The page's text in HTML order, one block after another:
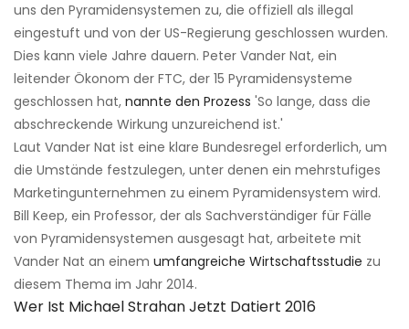
uns den Pyramidensystemen zu, die offiziell als illegal
eingestuft und von der US-Regierung geschlossen wurden.
Dies kann viele Jahre dauern. Peter Vander Nat, ein
leitender Ökonom der FTC, der 15 Pyramidensysteme
geschlossen hat, nannte den Prozess 'So lange, dass die
abschreckende Wirkung unzureichend ist.'
Laut Vander Nat ist eine klare Bundesregel erforderlich, um
die Umstände festzulegen, unter denen ein mehrstufiges
Marketingunternehmen zu einem Pyramidensystem wird.
Bill Keep, ein Professor, der als Sachverständiger für Fälle
von Pyramidensystemen ausgesagt hat, arbeitete mit
Vander Nat an einem umfangreiche Wirtschaftsstudie zu
diesem Thema im Jahr 2014.
Wer Ist Michael Strahan Jetzt Datiert 2016